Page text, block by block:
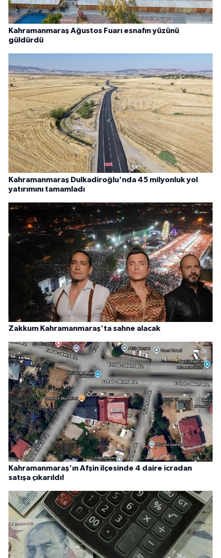
Kahramanmaraş Ağustos Fuarı esnafın yüzünü
güldürdü
Kahramanmaraş Dulkadiroğlu'nda 45 milyonluk yol
yatırımını tamamladı
Zakkum Kahramanmaraş'ta sahne alacak
Kahramanmaraş'ın Afşin ilçesinde 4 daire icradan
satışa çıkarıldı!